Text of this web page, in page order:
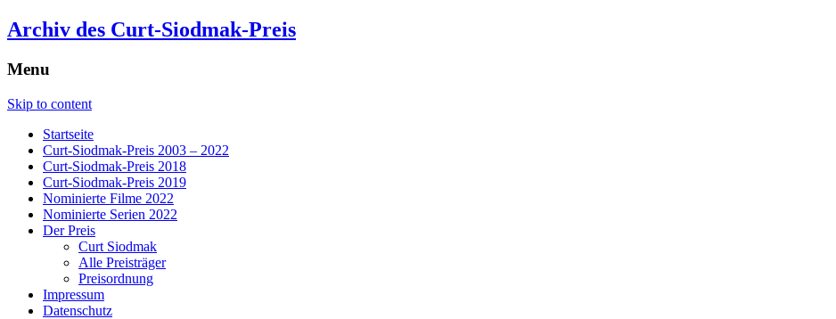
Archiv des Curt-Siodmak-Preis
Menu
Skip to content
Startseite
Curt-Siodmak-Preis 2003 – 2022
Curt-Siodmak-Preis 2018
Curt-Siodmak-Preis 2019
Nominierte Filme 2022
Nominierte Serien 2022
Der Preis
Curt Siodmak
Alle Preisträger
Preisordnung
Impressum
Datenschutz